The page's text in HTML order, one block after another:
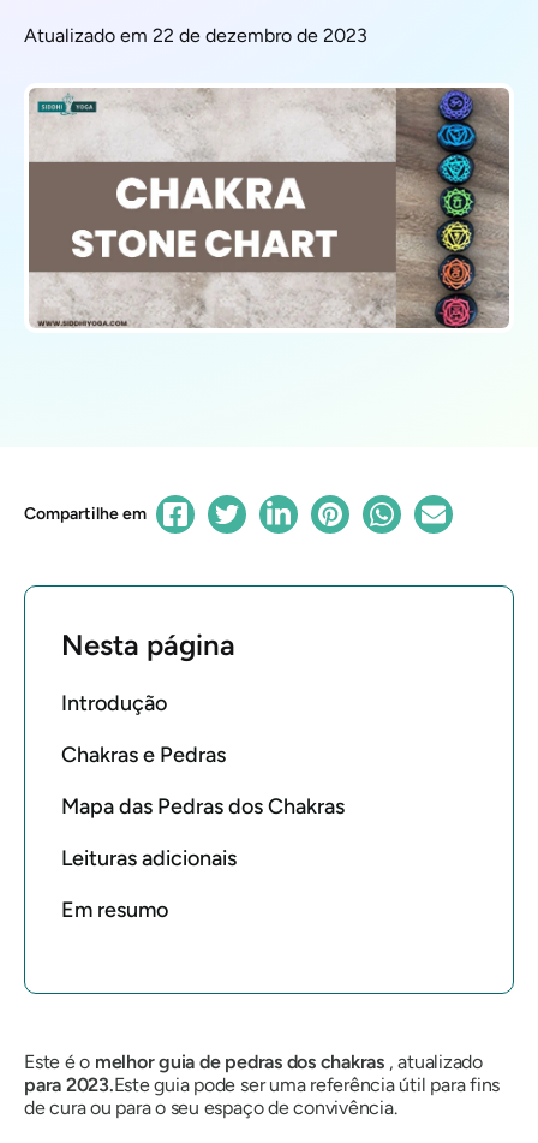
Atualizado em 22 de dezembro de 2023
Compartilhe em
Nesta página
Introdução
Chakras e Pedras
Mapa das Pedras dos Chakras
Leituras adicionais
Em resumo
Este é o melhor guia de pedras dos chakras , atualizado
para 2023.Este guia pode ser uma referência útil para fins
de cura ou para o seu espaço de convivência.